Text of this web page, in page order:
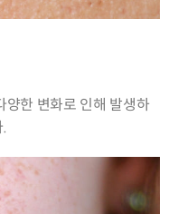
양한 변화로 인해 발생하